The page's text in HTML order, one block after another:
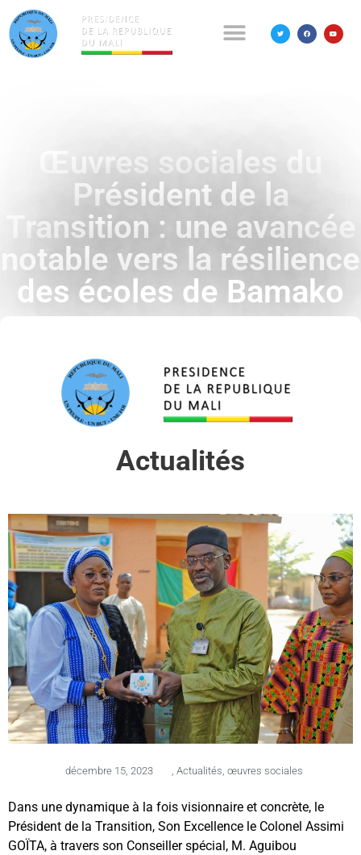
Œuvres sociales du
Président de la
Transition : une avancée
notable vers la résilience
des écoles de Bamako
Actualités
décembre 15, 2023 Actualités œuvres sociales
Dans une dynamique à la fois visionnaire et concrète, le
Président de la Transition, Son Excellence le Colonel Assimi
GOÏTA, à travers son Conseiller spécial, M. Aguibou